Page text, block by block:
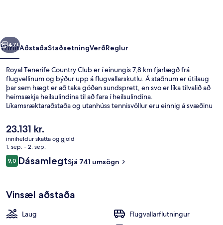
Næsta
47+
YfirlitAðstaðaStaðsetningVerðReglur
Royal Tenerife Country Club er í einungis 7,8 km fjarlægð frá
flugvellinum og býður upp á flugvallarskutlu. Á staðnum er útilaug
þar sem hægt er að taka góðan sundsprett, en svo er líka tilvalið að
heimsækja heilsulindina til að fara í heilsulindina.
Líkamsræktaraðstaða og utanhúss tennisvöllur eru einnig á svæðinu
meðal eru ísskápar og örbylgjuofnar. Aðrir gestir hafa sagt að meðal
helstu kosta gististaðarins sé hjálpsamt starfsfólk.
Núverandi
verð
er
23.131 kr.
23.131 kr.
inniheldur skatta og gjöld
1. sep. - 2. sep.
Umsagnir
9,09,0 af 10
DásamlegtSjá 741 umsögn
Vinsæl aðstaða
Laug
Flugvallarflutningur